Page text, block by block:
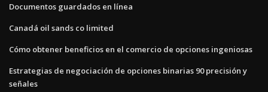
Documentos guardados en línea
Canadá oil sands co limited
Cómo obtener beneficios en el comercio de opciones ingeniosas
Estrategias de negociación de opciones binarias 90 precisión y
señales